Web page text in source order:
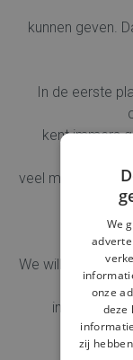
kunnen geven.
In de eerste
kent immers
veel
We willen Play
We
onze
deze
zij